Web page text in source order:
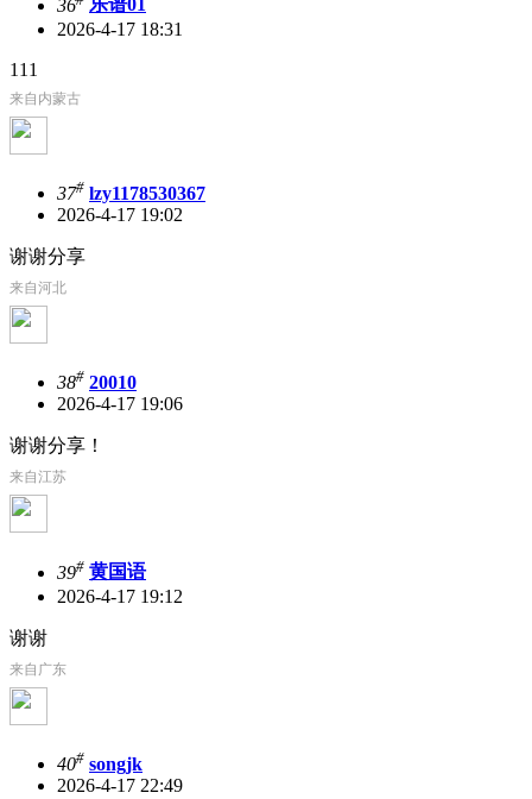
36
乐谱01
2026-4-17 18:31
111
来自内蒙古
37# lzy1178530367
2026-4-17 19:02
谢谢分享
来自河北
38# 20010
2026-4-17 19:06
谢谢分享！
来自江苏
39# 黄国语
2026-4-17 19:12
谢谢
来自广东
40# songjk
2026-4-17 22:49